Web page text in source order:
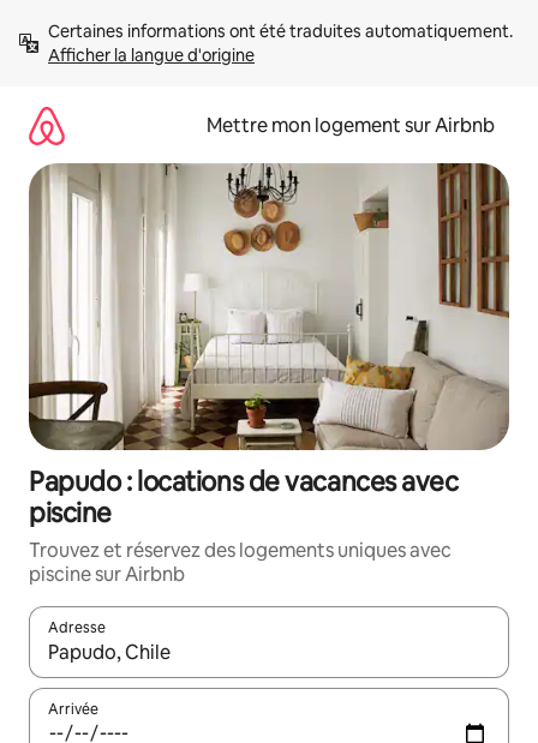
directement
Afficher la langue d'origine
Mettre mon logement sur Airbnb
Papudo : locations de vacances avec
piscine
Trouvez et réservez des logements uniques avec
piscine sur Airbnb
Adresse
Lorsque les résultats s'affichent, utilisez les flèches vers le
Arrivée